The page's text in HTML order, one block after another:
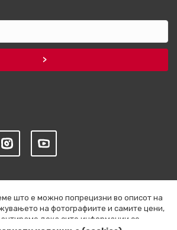
што е можно попрецизни во описот на
на фотографиите и самите цени,
дека сите информации се